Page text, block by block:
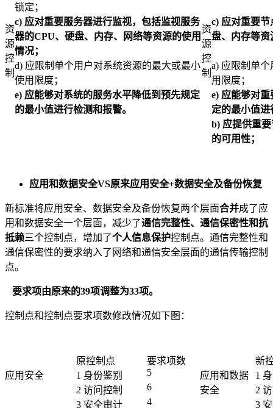
资
源
控
制
资
源
控
制
锁定；
c) 应对重要服务器进行监视，包括监视服务
器的CPU、硬盘、内存、网络等资源的使用
情况；
c) 应对重要节
盘、内存等
d) 应限制单个用户对系统资源的最大或最小
使用限度；
a) 应限制单
用限度；
e) 应能够对系统的服务水平降低到预先规定
的最小值进行检测和报警。
e) 应能够对重
定的最小值
b) 应提供重
的可用性；
应用和数据安全VS原来应用安全+数据安全及备份恢复
新标准将应用安全、数据安全及备份恢复两个层面合并成了应
用和数据安全一个层面，减少了通信完整性、通信保密性和抗
抵赖三个控制点，增加了个人信息保护控制点。通信完整性和
通信保密性的要求纳入了网络和通信安全层面的通信传输控制
点。
要求项由原来的39项调整为33项。
控制点和控制点要求项数修改情况如下图：
原控制点 要求项数
新
应用安全
1 身份鉴别 5
应用和数据
安全
1
2 访问控制
6
2
3 安全审计
4 3